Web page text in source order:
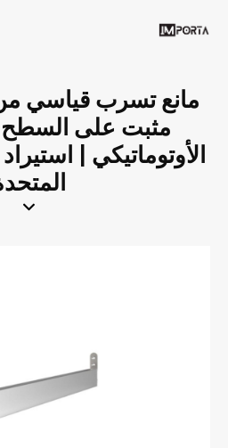
مانع تسرب قياسي
مثبت على السطح
الأوتوماتيكي |